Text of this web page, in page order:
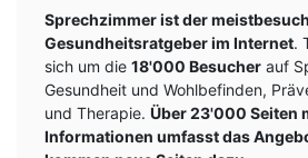
Sprechzimmer ist der
Gesundheitsratgeber im Internet.
sich um die 18'000 Besucher auf
Gesundheit und Wohlbefinden,
und Therapie. Über 23'000 Seiten
Informationen umfasst das